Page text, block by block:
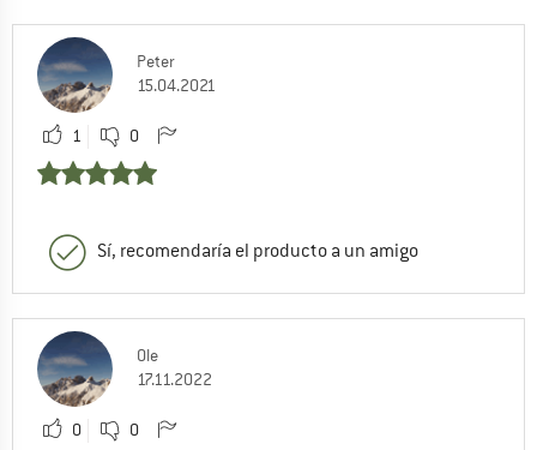
Peter
15.04.2021
1 0
Sí, recomendaría el producto a un amigo
Ole
17.11.2022
0 0